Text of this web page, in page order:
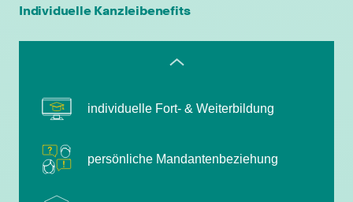
Individuelle Kanzleibenefits
leistungsgerechte Bezahlung
flexible Arbeitszeiten
individuelle Fort- & Weiterbildung
persönliche Mandantenbeziehung